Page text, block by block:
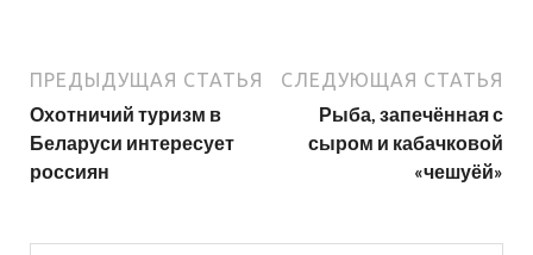
ПРЕДЫДУЩАЯ СТАТЬЯ
Охотничий туризм в
Беларуси интересует
россиян
СЛЕДУЮЩАЯ СТАТЬЯ
Рыба, запечённая с
сыром и кабачковой
«чешуёй»